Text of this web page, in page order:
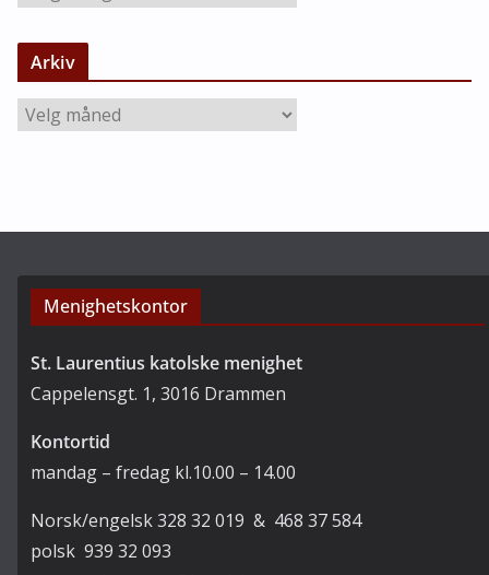
t
g
r
Arkiv
A
Menighetskontor
St. Laurentius katolske menighet
Cappelensgt. 1, 3016 Drammen
Kontortid
mandag – fredag kl.10.00 – 14.00
Norsk/engelsk 328 32 019 & 468 37 584
polsk 939 32 093